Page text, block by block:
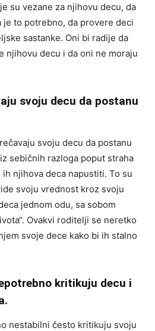
su vezane za njihovu decu, da
je to potrebno, da provere deci
sastanke. Oni bi radije da
njihovu decu i da oni ne moraju
svoju decu da postanu
svoju decu da postanu
sebičnih razloga poput straha
njihova deca napustiti. To su
svoju vrednost kroz svoju
jednom odu, sa sobom
Ovakvi roditelji se neretko
svoje dece kako bi ih stalno
kritikuju decu i
nestabilni često kritikuju svoju